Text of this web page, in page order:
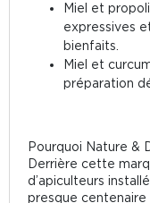
Miel et
expressives
bienfaits.
Miel et
préparation
Pourquoi Nature &
Derrière cette
d’apiculteurs
presque